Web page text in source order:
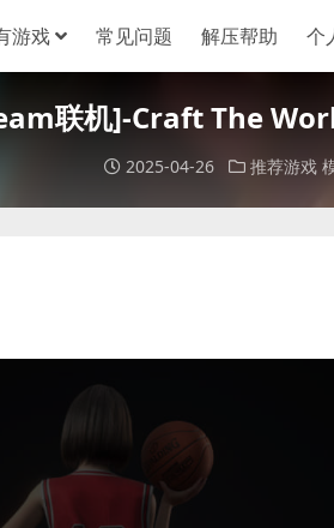
游戏 常见问题 解压帮助 个
联机]-Craft The
2025-04-26 推荐游戏